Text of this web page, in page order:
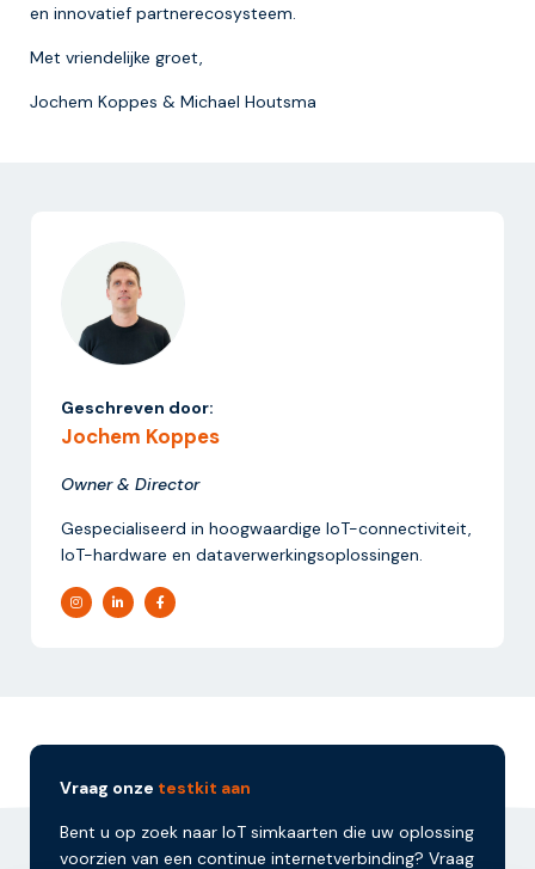
en innovatief partnerecosysteem.
Met vriendelijke groet,
Jochem Koppes & Michael Houtsma
Geschreven door:
Jochem Koppes
Owner & Director
Gespecialiseerd in hoogwaardige IoT-connectiviteit,
IoT-hardware en dataverwerkingsoplossingen.
Vraag onze testkit aan
Bent u op zoek naar IoT simkaarten die uw oplossing
voorzien van een continue internetverbinding? Vraag